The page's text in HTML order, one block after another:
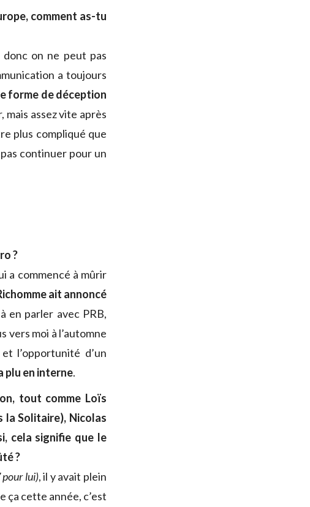
comment as-tu
donc on ne peut pas
a toujours
forme de déception
mais assez vite après
plus compliqué que
continuer pour un
?
a commencé à mûrir
ait annoncé
en parler avec PRB,
vers moi à l’automne
l’opportunité d’un
plu en interne.
tout comme Loïs
la Solitaire), Nicolas
cela signifie que le
?
lui), il y avait plein
ça cette année, c’est